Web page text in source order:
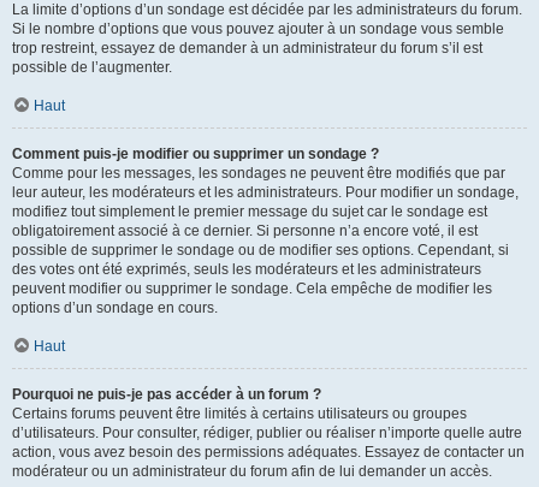
La limite d’options d’un sondage est décidée par les administrateurs du forum.
Si le nombre d’options que vous pouvez ajouter à un sondage vous semble
trop restreint, essayez de demander à un administrateur du forum s’il est
possible de l’augmenter.
Haut
Comment puis-je modifier ou supprimer un sondage ?
Comme pour les messages, les sondages ne peuvent être modifiés que par
leur auteur, les modérateurs et les administrateurs. Pour modifier un sondage,
modifiez tout simplement le premier message du sujet car le sondage est
obligatoirement associé à ce dernier. Si personne n’a encore voté, il est
possible de supprimer le sondage ou de modifier ses options. Cependant, si
des votes ont été exprimés, seuls les modérateurs et les administrateurs
peuvent modifier ou supprimer le sondage. Cela empêche de modifier les
options d’un sondage en cours.
Haut
Pourquoi ne puis-je pas accéder à un forum ?
Certains forums peuvent être limités à certains utilisateurs ou groupes
d’utilisateurs. Pour consulter, rédiger, publier ou réaliser n’importe quelle autre
action, vous avez besoin des permissions adéquates. Essayez de contacter un
modérateur ou un administrateur du forum afin de lui demander un accès.